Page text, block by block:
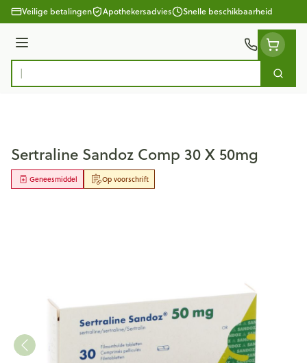
Ga naar de inhoud
Veilige betalingen Apothekersadvies Snelle beschikbaarheid
Menu
Product, merk, categorie...
Zoek
Sertraline Sandoz Comp 30 X 50mg
Op voorschrift
Geneesmiddel